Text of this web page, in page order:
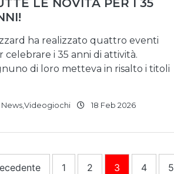
LE NOVITÀ PER I 35
ha realizzato quattro eventi
celebrare i 35 anni di attività.
di loro metteva in risalto i titoli
NewsVideogiochi 18 Feb 2026
1 2 3 4 5